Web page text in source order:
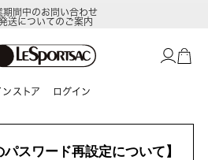
期間中のお問い合わせ
送についてのご案内
ストア ログイン
パスワード再設定について】